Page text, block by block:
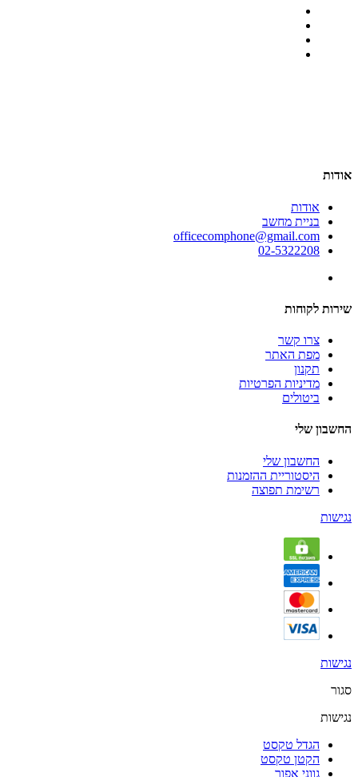
אודות
אודות
בניית מחשב
officecomphone@gmail.com
02-5322208
שירות לקוחות
צרו קשר
מפת האתר
תקנון
מדיניות הפרטיות
ביטולים
החשבון שלי
החשבון שלי
היסטוריית ההזמנות
רשימת תפוצה
נגישות
נגישות
סגור
נגישות
הגדל טקסט
הקטן טקסט
גווני אפור